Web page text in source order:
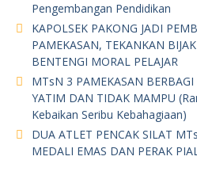
Pengembangan Pendidikan
KAPOLSEK PAKONG JADI
PAMEKASAN, TEKANKAN
BENTENGI MORAL PELAJAR
MTsN 3 PAMEKASAN
YATIM DAN TIDAK MAMPU
Kebaikan Seribu Kebahagiaan)
DUA ATLET PENCAK SILAT
MEDALI EMAS DAN PERAK